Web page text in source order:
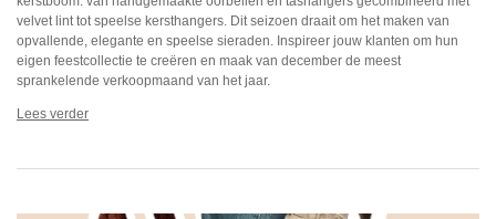
velvet lint tot speelse kersthangers. Dit seizoen draait om het maken van
opvallende, elegante en speelse sieraden. Inspireer jouw klanten om hun
eigen feestcollectie te creëren en maak van december de meest
sprankelende verkoopmaand van het jaar.
Lees verder